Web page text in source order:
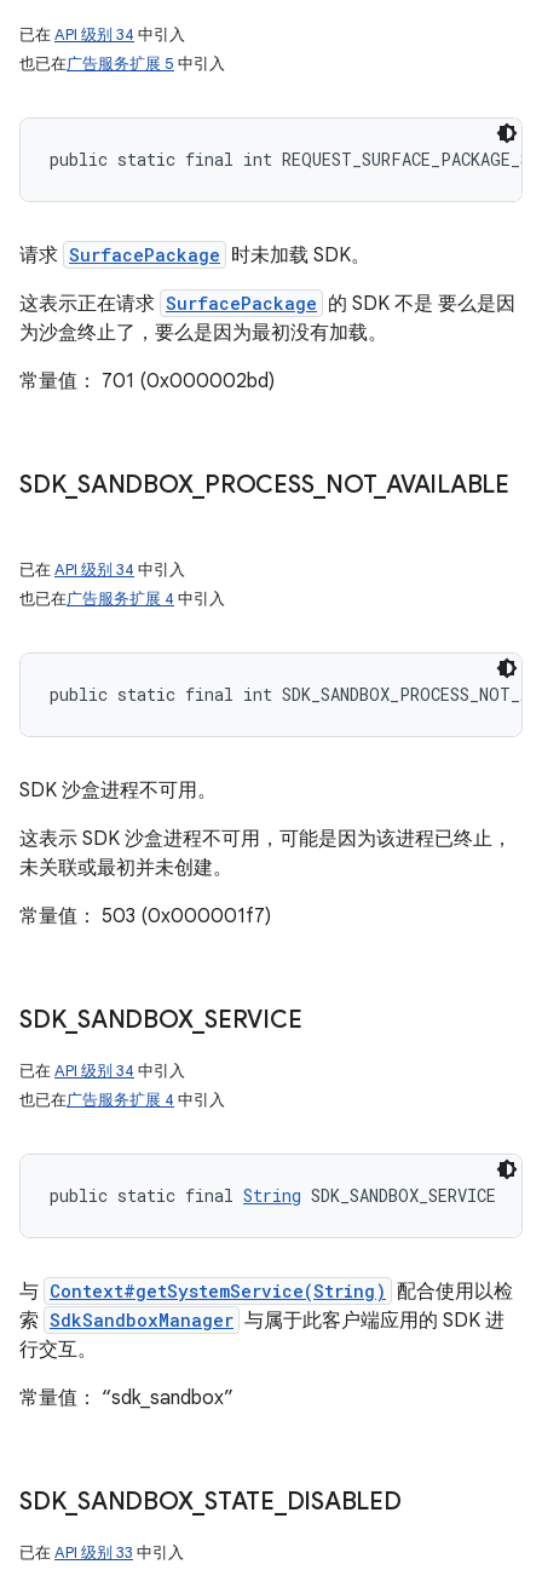
已在API 级别 34 中引入
也已在广告服务扩展 5 中引入
public static final int
请求 SurfacePackage 时未加载 SDK。
这表示正在请求 SurfacePackage 的 SDK 不是 要么是因
为沙盒终止了，要么是因为最初没有加载。
常量值： 701 (0x000002bd)
SDK_ SANDBOX_ PROCESS_ NOT_ AVAILABLE
已在API 级别 34 中引入
也已在广告服务扩展 4 中引入
public static final int
SDK 沙盒进程不可用。
这表示 SDK 沙盒进程不可用，可能是因为该进程已终止，
未关联或最初并未创建。
常量值： 503 (0x000001f7)
SDK_ SANDBOX_ SERVICE
已在API 级别 34 中引入
也已在广告服务扩展 4 中引入
public static final String SDK_SANDBOX_SERVICE
与 Context#getSystemService(String) 配合使用以检
索 SdkSandboxManager 与属于此客户端应用的 SDK 进
行交互。
常量值： “sdk_sandbox”
SDK_ SANDBOX_ STATE DISABLED
已在API 级别 33 中引入